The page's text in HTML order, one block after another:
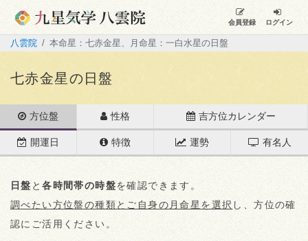
会員登録 ログイン
八雲院 本命星：七赤金星、月命星：一白水星の日盤
七赤金星の日盤
方位盤 性格 吉方位カレンダー
開運日 特徴 運勢 有名人
日盤 と各時間帯の時盤を確認できます。
調べたい方位盤の種類とご自身の月命星を選択 し、方位の確
認にご活用ください。